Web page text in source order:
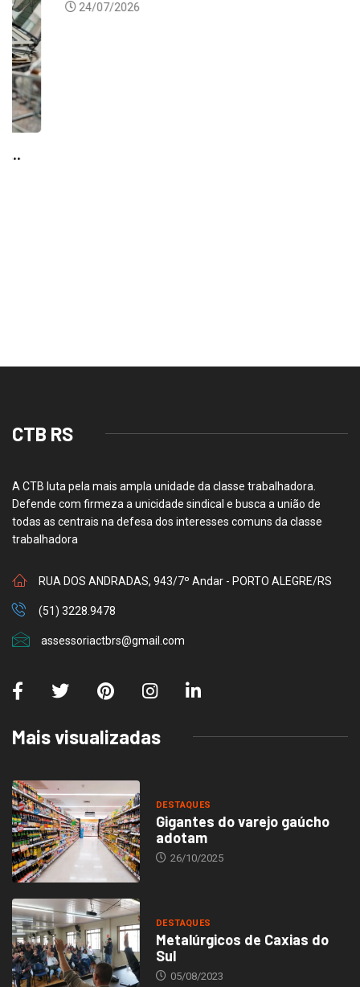
24/07/2026
CTB RS
A CTB luta pela mais ampla unidade da classe trabalhadora.
Defende com firmeza a unicidade sindical e busca a união de
todas as centrais na defesa dos interesses comuns da classe
trabalhadora
RUA DOS ANDRADAS, 943/7º Andar - PORTO ALEGRE/RS
(51) 3228.9478
assessoriactbrs@gmail.com
Mais visualizadas
DESTAQUES
Gigantes do varejo gaúcho
adotam
26/10/2025
DESTAQUES
Metalúrgicos de Caxias do
Sul
05/08/2023